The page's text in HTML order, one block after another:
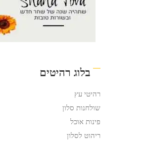
בלוג רהיטים
רהיטי עץ
שולחנות סלון
פינות אוכל
ריהוט לסלון